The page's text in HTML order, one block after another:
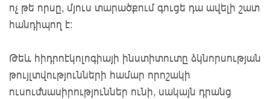
ոչ թե որսը, մյուս տարածքում գուցե դա ավելի շատ
հանդիպող է:
Թեև հիդրոէկոլոգիայի ինստիտուտը ձկնորսության
թույլտվությունների համար որոշակի
ուսումնասիրություններ ունի, սակայն դրանց